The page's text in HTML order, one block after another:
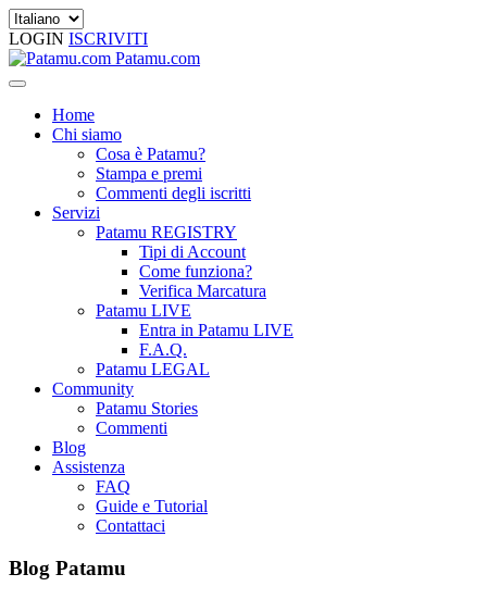
LOGIN ISCRIVITI
Patamu.com
Home
Chi siamo
Cosa è Patamu?
Stampa e premi
Commenti degli iscritti
Servizi
Patamu REGISTRY
Tipi di Account
Come funziona?
Verifica Marcatura
Patamu LIVE
Entra in Patamu LIVE
F.A.Q.
Patamu LEGAL
Community
Patamu Stories
Commenti
Blog
Assistenza
FAQ
Guide e Tutorial
Contattaci
Blog Patamu